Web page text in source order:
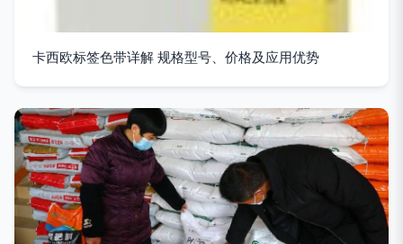
卡西欧标签色带详解 规格型号、价格及应用优势